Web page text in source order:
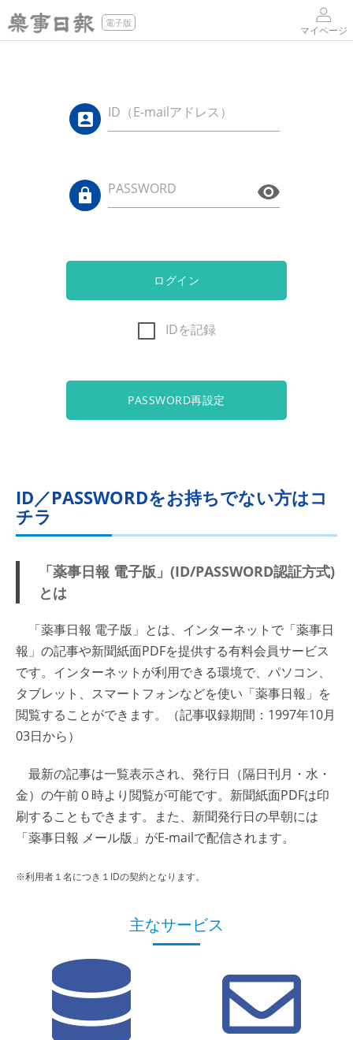
電子版
マイページ
ID（E-mailアドレス）
PASSWORD
ログイン
IDを記録
PASSWORD再設定
ID／PASSWORDをお持ちでない方はコ
チラ
「薬事日報 電子版」(ID/PASSWORD認証方式)
とは
「薬事日報 電子版」とは、インターネットで「薬事日
報」の記事や新聞紙面PDFを提供する有料会員サービス
です。インターネットが利用できる環境で、パソコン、
タブレット、スマートフォンなどを使い「薬事日報」を
閲覧することができます。（記事収録期間：1997年10月
03日から）
最新の記事は一覧表示され、発行日（隔日刊月・水・
金）の午前０時より閲覧が可能です。新聞紙面PDFは印
刷することもできます。また、新聞発行日の早朝には
「薬事日報 メール版」がE-mailで配信されます。
※利用者１名につき１IDの契約となります。
主なサービス